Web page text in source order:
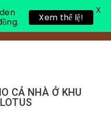
Toggle
CẢ NHÀ Ở KHU
Xem thể lệ!
X